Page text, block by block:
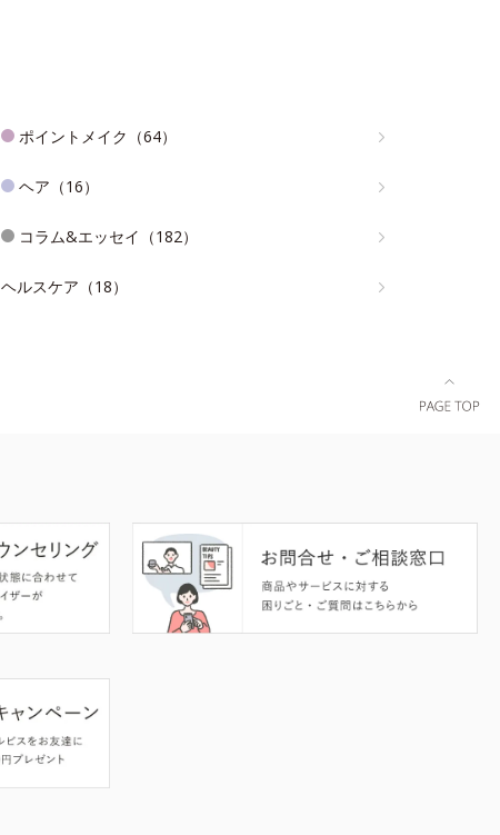
ポイントメイク（64）
ヘア（16）
コラム&エッセイ（182）
ヘルスケア（18）